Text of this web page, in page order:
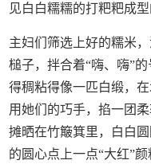
见白白糯糯的打粑粑成型
主妇们筛选上好的糯米
槌子，拌合着“嗨、嗨”
得稠粘得像一匹白缎，
用她们的巧手，掐一团
摊晒在竹簸箕里，白白
的圆心点上一点“大红”